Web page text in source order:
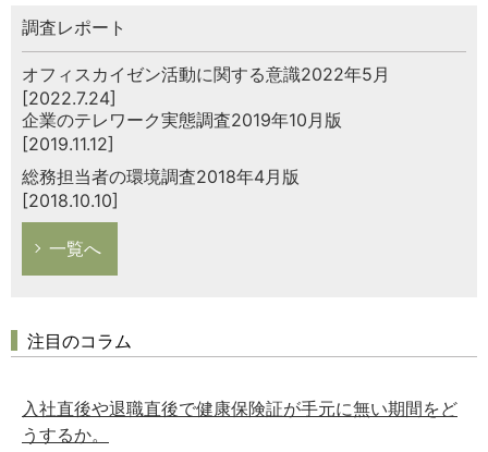
調査レポート
オフィスカイゼン活動に関する意識2022年5月
[2022.7.24]
企業のテレワーク実態調査2019年10月版
[2019.11.12]
総務担当者の環境調査2018年4月版
[2018.10.10]
一覧へ
注目のコラム
入社直後や退職直後で健康保険証が手元に無い期間をど
うするか。